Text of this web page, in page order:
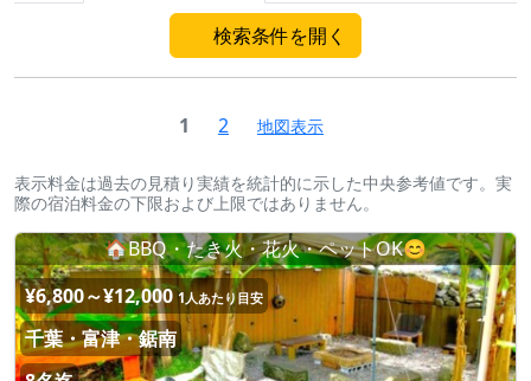
検索条件を開く
1 2 地図表示
表示料金は過去の見積り実績を統計的に示した中央参考値です。実
際の宿泊料金の下限および上限ではありません。
🏠BBQ・たき火・花火・ペットOK😊
¥6,800～¥12,000 1人あたり目安
千葉・富津・鋸南